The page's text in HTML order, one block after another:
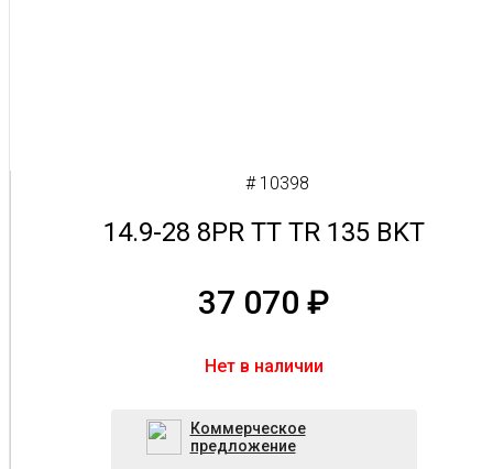
# 10398
14.9-28 8PR TT TR 135 BKT
37 070 ₽
Нет в наличии
Коммерческое
предложение